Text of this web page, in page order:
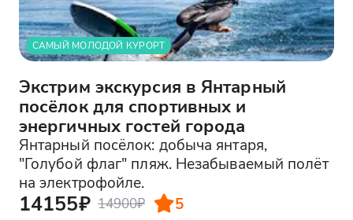
САМЫЙ МОЛОДОЙ КУРОРТ
Экстрим экскурсия в Янтарный
посёлок для спортивных и
энергичных гостей города
Янтарный посёлок: добыча янтаря,
"Голубой флаг" пляж. Незабываемый полёт
на электрофойле.
14155₽ 14900₽ 5